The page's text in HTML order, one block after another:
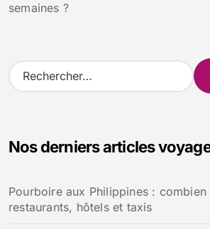
semaines ?
R
e
r
e
r
Nos derniers articles
Pourboire aux Philippines :
restaurants, hôtels et taxis